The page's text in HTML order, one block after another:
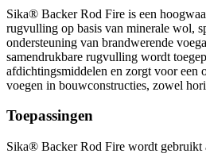
Sika® Backer Rod Fire is een
rugvulling op basis van minerale wol,
ondersteuning van brandwerende
samendrukbare rugvulling wordt
afdichtingsmiddelen en zorgt voor een
voegen in bouwconstructies, zowel
Toepassingen
Sika® Backer Rod Fire wordt gebruikt